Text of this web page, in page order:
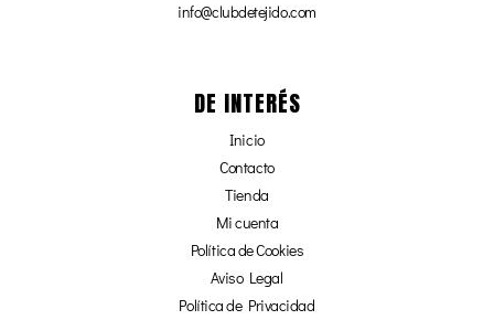
info@clubdetejido.com
DE INTERÉS
Inicio
Contacto
Tienda
Mi cuenta
Política de Cookies
Aviso Legal
Política de Privacidad